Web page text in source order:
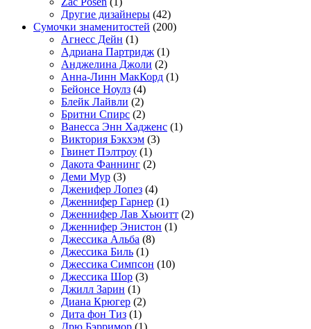
Другие дизайнеры (42)
Сумочки знаменитостей (200)
Агнесс Дейн (1)
Адриана Партридж (1)
Анджелина Джоли (2)
Анна-Линн МакКорд (1)
Бейонсе Ноулз (4)
Блейк Лайвли (2)
Бритни Спирс (2)
Ванесса Энн Хадженс (1)
Виктория Бэкхэм (3)
Гвинет Пэлтроу (1)
Дакота Фаннинг (2)
Деми Мур (3)
Дженифер Лопез (4)
Дженнифер Гарнер (1)
Дженнифер Лав Хьюитт (2)
Дженнифер Энистон (1)
Джессика Альба (8)
Джессика Биль (1)
Джессика Симпсон (10)
Джессика Шор (3)
Джилл Зарин (1)
Диана Крюгер (2)
Дита фон Тиз (1)
Дрю Бэрримор (1)